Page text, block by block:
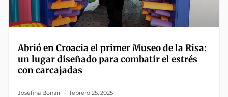
Abrió en Croacia el primer Museo de la Risa:
un lugar diseñado para combatir el estrés
con carcajadas
Josefina Bonari febrero 25, 2025